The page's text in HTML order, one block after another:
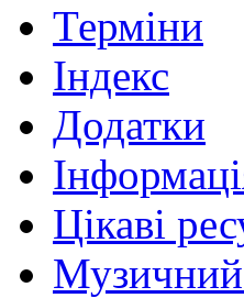
Терміни
Індекс
Додатки
Цікаві